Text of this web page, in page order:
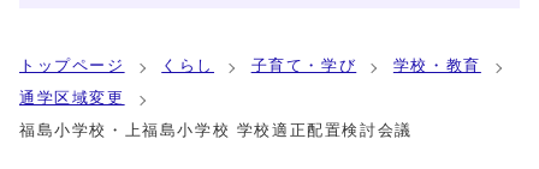
トップページ くらし 子育て・学び
学校・教育
通学区域変更
福島小学校・上福島小学校 学校適正配置検討会議